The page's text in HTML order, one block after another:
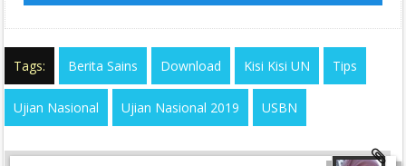
Tags: Berita Sains Download Kisi Kisi UN Tips
Ujian Nasional Ujian Nasional 2019 USBN